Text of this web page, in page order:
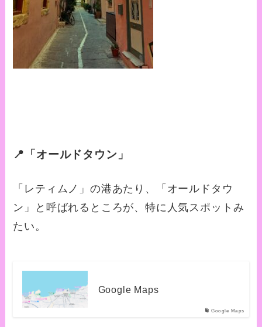
📍「オールドタウン」
「レティムノ」の港あたり、「オールドタウ
ン」と呼ばれるところが、特に人気スポットみ
たい。
Google Maps
Google Maps